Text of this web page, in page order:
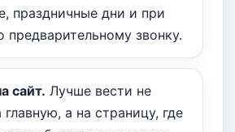
праздничные дни и при
предварительному звонку.
сайт. Лучше вести не
главную, а на страницу, где